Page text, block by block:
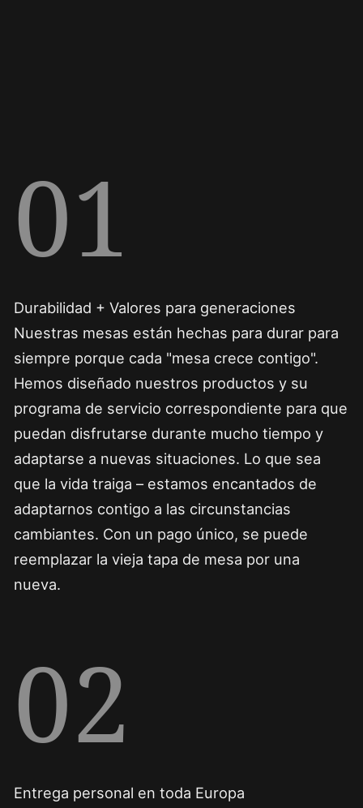
01
Durabilidad + Valores para generaciones
Nuestras mesas están hechas para durar para
siempre porque cada "mesa crece contigo".
Hemos diseñado nuestros productos y su
programa de servicio correspondiente para que
puedan disfrutarse durante mucho tiempo y
adaptarse a nuevas situaciones. Lo que sea
que la vida traiga – estamos encantados de
adaptarnos contigo a las circunstancias
cambiantes. Con un pago único, se puede
reemplazar la vieja tapa de mesa por una
nueva.
02
Entrega personal en toda Europa